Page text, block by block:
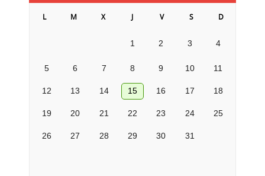
L M X J V S D
1 2 3 4
5 6 7 8 9 10 11
12 13 14 15 16 17 18
19 20 21 22 23 24 25
26 27 28 29 30 31